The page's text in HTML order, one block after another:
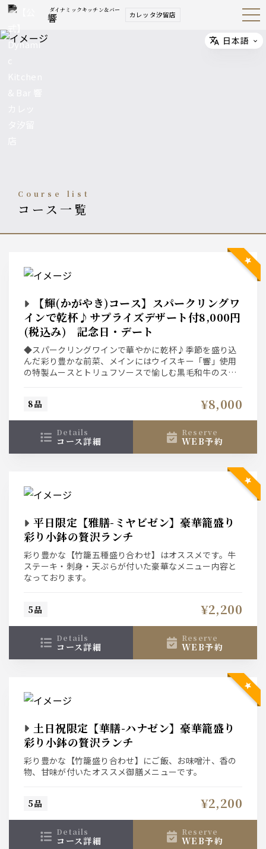
ダイナミックキッチン＆バー
響 カレッタ汐留店 Open
Navig
course list
コース一覧
【輝(かがやき)コース】スパークリングワ
インで乾杯♪サプライズデザート付8,000円
(税込み) 記念日・デート
◆スパークリングワインで華やかに乾杯♪季節を盛り込
んだ彩り豊かな前菜、メインにはウイスキー「響」使用
の特製ムースとトリュフソースで愉しむ黒毛和牛のステ
※デザートのメッセージを御希望の方は、御電話で承っ
ております。
8品 ¥8,000
details
コース詳細
reserve
WEB予約
平日限定【雅膳-ミヤビゼン】豪華籠盛り
彩り小鉢の贅沢ランチ
彩り豊かな【竹籠五種盛り合わせ】はオススメです。牛
ステーキ・刺身・天ぷらが付いた豪華なメニュー内容と
なっております。
5品 ¥2,200
details
コース詳細
reserve
WEB予約
土日祝限定【華膳-ハナゼン】豪華籠盛り
彩り小鉢の贅沢ランチ
彩り豊かな【竹籠盛り合わせ】にご飯、お味噌汁、香の
物、甘味が付いたオススメ御膳メニューです。
5品 ¥2,200
details
コース詳細
reserve
WEB予約
Select
日本語